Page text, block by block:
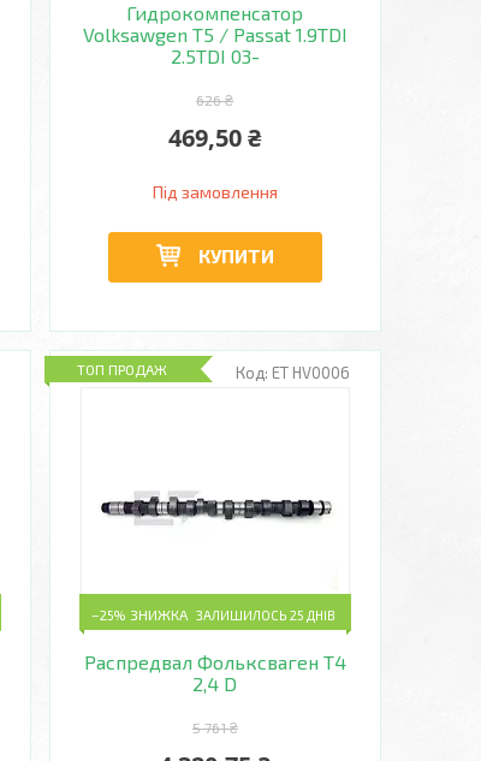
Гидрокомпенсатор
Volksawgen T5 / Passat 1.9TDI
2.5TDI 03-
626 ₴
469,50 ₴
Під замовлення
КУПИТИ
ET HV0006
ТОП ПРОДАЖ
–25% ЗАЛИШИЛОСЬ 25 ДНІВ
Распредвал Фольксваген Т4
2,4 D
5 761 ₴